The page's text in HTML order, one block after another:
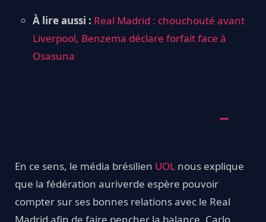
À lire aussi : Real Madrid : chouchouté avant
Liverpool, Benzema déclare forfait face à
Osasuna
En ce sens, le média brésilien UOL nous explique
que la fédération auriverde espère pouvoir
compter sur ses bonnes relations avec le Real
Madrid afin de faire pencher la balance. Carlo